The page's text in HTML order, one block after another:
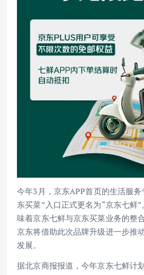
今年3月，京东APP首页的生活服
东买菜”入口正式更名为“京东七鲜
味着京东七鲜与京东买菜业务的整
京东将借助此次品牌升级进一步推
发展。
据北京商报报道，今年京东七鲜计